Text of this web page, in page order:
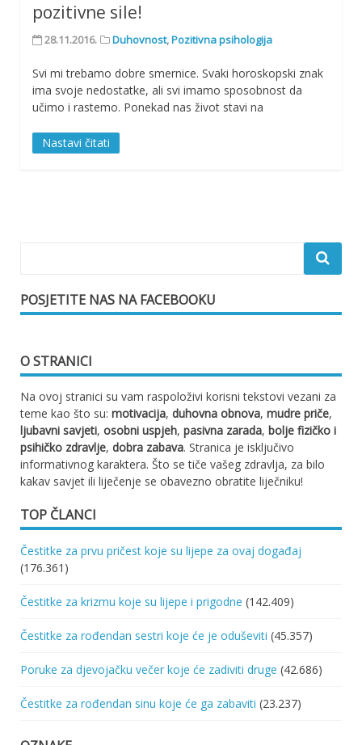
pozitivne sile!
28.11.2016. Duhovnost,Pozitivna psihologija
Svi mi trebamo dobre smernice. Svaki horoskopski znak
ima svoje nedostatke, ali svi imamo sposobnost da
učimo i rastemo. Ponekad nas život stavi na
Nastavi čitati
POSJETITE NAS NA FACEBOOKU
O STRANICI
Na ovoj stranici su vam raspoloživi korisni tekstovi vezani za
teme kao što su: motivacija, duhovna obnova, mudre priče,
ljubavni savjeti, osobni uspjeh, pasivna zarada, bolje fizičko i
psihičko zdravlje, dobra zabava. Stranica je isključivo
informativnog karaktera. Što se tiče vašeg zdravlja, za bilo
kakav savjet ili liječenje se obavezno obratite liječniku!
TOP ČLANCI
Čestitke za prvu pričest koje su lijepe za ovaj događaj
(176.361)
Čestitke za krizmu koje su lijepe i prigodne (142.409)
Čestitke za rođendan sestri koje će je oduševiti (45.357)
Poruke za djevojačku večer koje će zadiviti druge (42.686)
Čestitke za rođendan sinu koje će ga zabaviti (23.237)